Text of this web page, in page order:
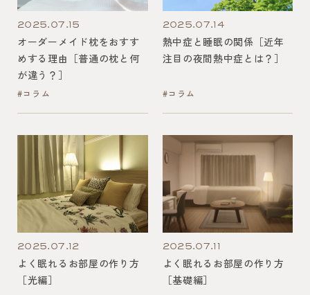
2025.07.15
オーダーメイド枕をおすす
めする理由［普通の枕と何
が違う？］
#コラム
2025.07.14
熱中症と睡眠の関係［近年
注目の夜間熱中症とは？］
#コラム
2025.07.12
よく眠れるお部屋の作り方
［光編］
2025.07.11
よく眠れるお部屋の作り方
［基礎編］